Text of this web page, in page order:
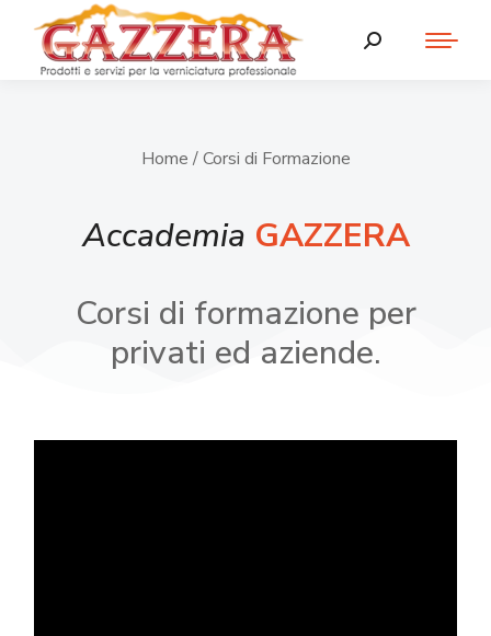
Home / Corsi di Formazione
Accademia GAZZERA
Corsi di formazione per
privati ed aziende.